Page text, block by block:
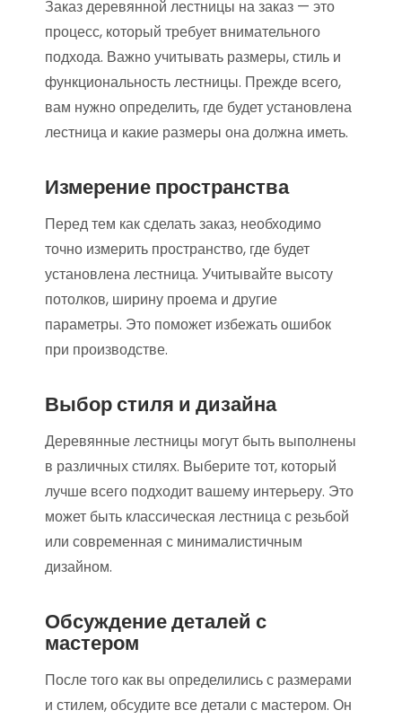
Заказ деревянной лестницы на заказ — это
процесс, который требует внимательного
подхода. Важно учитывать размеры, стиль и
функциональность лестницы. Прежде всего,
вам нужно определить, где будет установлена
лестница и какие размеры она должна иметь.
Измерение пространства
Перед тем как сделать заказ, необходимо
точно измерить пространство, где будет
установлена лестница. Учитывайте высоту
потолков, ширину проема и другие
параметры. Это поможет избежать ошибок
при производстве.
Выбор стиля и дизайна
Деревянные лестницы могут быть выполнены
в различных стилях. Выберите тот, который
лучше всего подходит вашему интерьеру. Это
может быть классическая лестница с резьбой
или современная с минималистичным
дизайном.
Обсуждение деталей с
мастером
После того как вы определились с размерами
и стилем, обсудите все детали с мастером. Он